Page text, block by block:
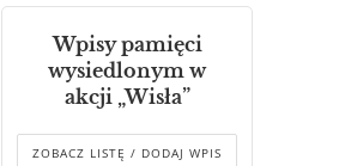
Декрет єпископів
Перемисько-Варшавської
Митрополії стосовно
звершування Божественної
літургії
Wpisy pamięci
wysiedlonym w
akcji „Wisła”
ZOBACZ LISTĘ / DODAJ WPIS